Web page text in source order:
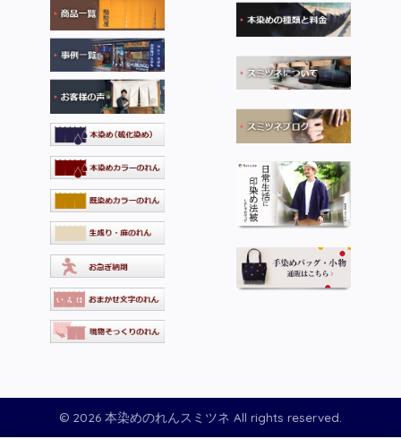
© 2026 本染めのれんスミツネ All rights reserved.